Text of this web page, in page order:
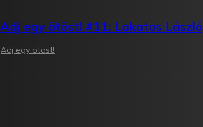
Adj egy ötöst! #11: Lakatos László
Adj egy ötöst!